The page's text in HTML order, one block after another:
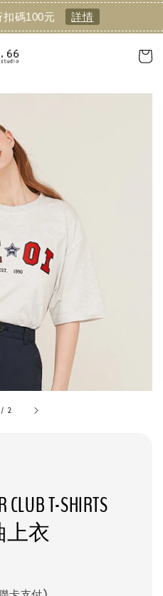
碼100元 詳情
/ 2
T-SHIRTS
衣